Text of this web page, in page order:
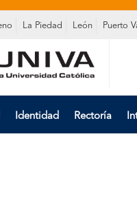
La Piedad León Puerto
Identidad Rectoría